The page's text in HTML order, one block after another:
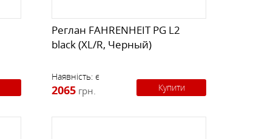
Реглан FAHRENHEIT PG L2
black (XL/R, Черный)
Наявність: є
2065 грн. Купити